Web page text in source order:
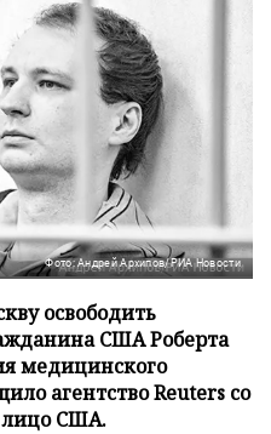
Фото: Андрей Архипов/РИА Новости
освободить
США Роберта
медицинского
агентство Reuters со
лицо США.